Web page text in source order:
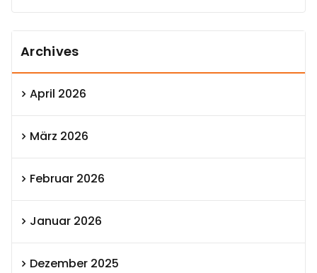
Archives
April 2026
März 2026
Februar 2026
Januar 2026
Dezember 2025